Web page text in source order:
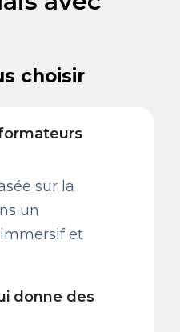
choisir
sur la
un
et
donne des